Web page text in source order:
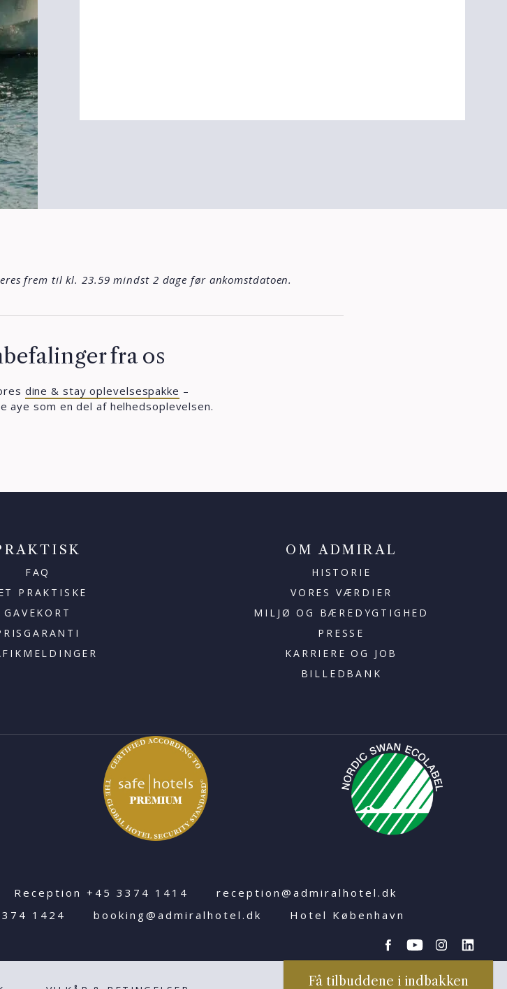
frem til kl. 23.59 mindst 2 dage før ankomstdatoen.
fra os
dine & stay oplevelsespakke –
aye som en del af helhedsoplevelsen.
FAQ
PRAKTISKE
GAVEKORT
OM ADMIRAL
HISTORIE
VORES VÆRDIER
MILJØ OG BÆREDYGTIGHED
PRESSE
KARRIERE OG JOB
BILLEDBANK
Reception +45 3374 1414
reception@admiralhotel.dk
1424 booking@admiralhotel.dk Hotel København
Få tilbuddene i indbakken